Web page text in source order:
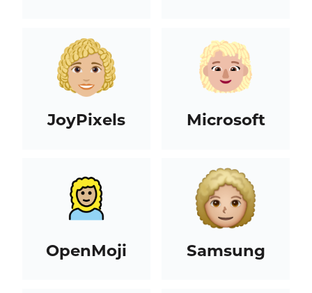
JoyPixels Microsoft
OpenMoji Samsung